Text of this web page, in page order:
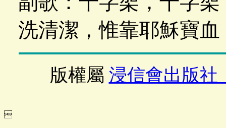
洗清潔，惟靠耶穌寶血
版權屬 浸信會出版社
